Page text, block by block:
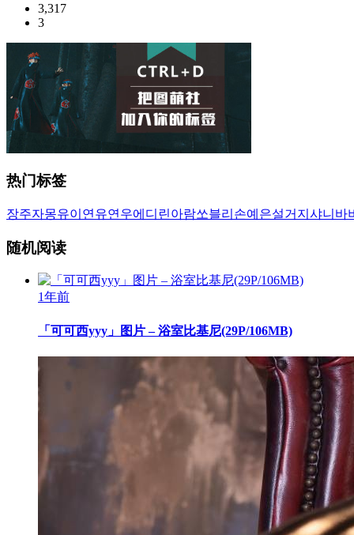
3,317
3
热门标签
장주자몽유이 연유연우에디린아람쏘블리 손예은설거지 샤니 바
随机阅读
1年前
「可可西yyy」图片 – 浴室比基尼(29P/106MB)